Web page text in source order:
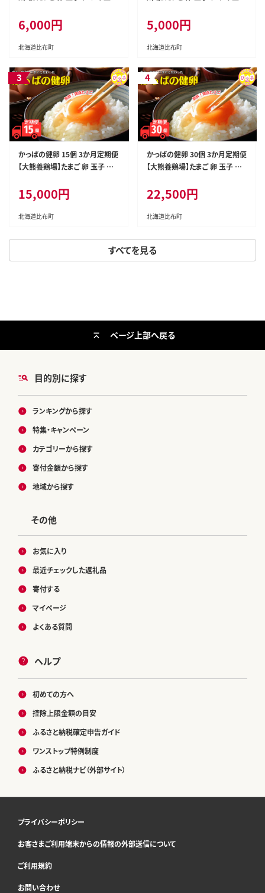
すべてを見る
お取り寄せ 北海道 比布町 ぴっ
ぷ 1006-002
6,000円
北海道比布町
お取り寄せ 北海道 比布町 ぴっ
ぷ 1006-001
5,000円
北海道比布町
かっぱの健卵 15個 3か月定期便
【大熊養鶏場】たまご 卵 玉子 タ
KG 国産 お取り寄せ 北海道 比布
町 ぴっぷ 1006-004
15,000円
北海道比布町
かっぱの健卵 30個 3か月定期便
【大熊養鶏場】たまご 卵 玉子 タ
KG 国産 お取り寄せ 北海道 比布
町 ぴっぷ 1006-006
22,500円
北海道比布町
目的別に探す
ランキングから探す
特集・キャンペーン
カテゴリーから探す
寄付金額から探す
地域から探す
その他
お気に入り
最近チェックした返礼品
寄付する
マイページ
よくある質問
ヘルプ
初めての方へ
控除上限金額の目安
ふるさと納税確定申告ガイド
ワンストップ特例制度
ふるさと納税ナビ（外部サイト）
ページ上部へ戻る
プライバシーポリシー
お客さまご利用端末からの情報の外部送信について
ご利用規約
お問い合わせ